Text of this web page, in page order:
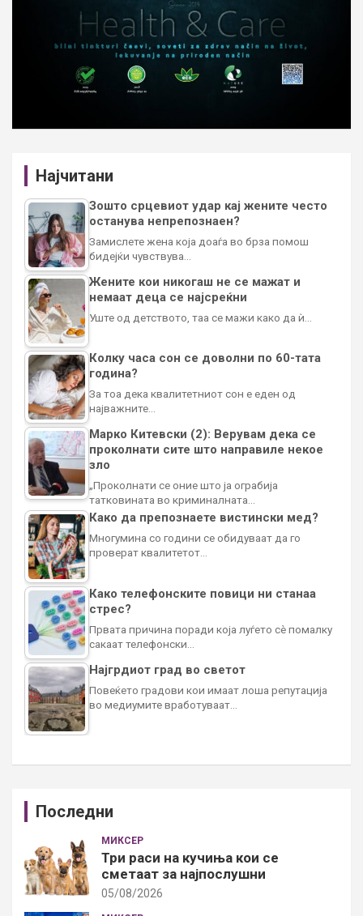
Најчитани
Зошто срцевиот удар кај жените често
останува непрепознаен?
Замислете жена која доаѓа во брза помош
бидејќи чувствува…
Жените кои никогаш не се мажат и
немаат деца се најсреќни
Уште од детството, таа се мажи како да ѝ…
Колку часа сон се доволни по 60-тата
година?
За тоа дека квалитетниот сон е еден од
најважните…
Марко Китевски (2): Верувам дека се
проколнати сите што направиле некое
зло
„Проколнати се оние што ја ограбија
татковината во криминалната…
Како да препознаете вистински мед?
Многумина со години се обидуваат да го
проверат квалитетот…
Како телефонските повици ни станаа
стрес?
Првата причина поради која луѓето сè помалку
сакаат телефонски…
Најгрдиот град во светот
Повеќето градови кои имаат лоша репутација
во медиумите вработуваат…
Последни
МИКСЕР
Три раси на кучиња кои се
сметаат за најпослушни
05/08/2026